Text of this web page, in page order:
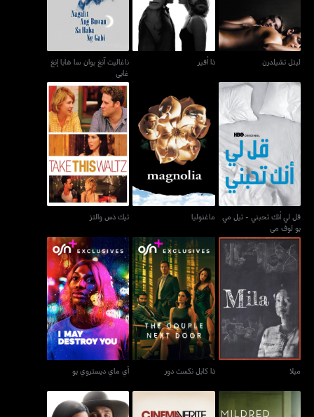
ليتل تشيلدرن ذا أفير
ناغاليت آنغ بوان سا هابا إنغ
غابي
قل لي أنك تحبني - تيل مي
يو لوف مي
قل لي أنك تحبني - تيل مي
يو لوف مي
ماغنوليا
ماغنوليا
تيك ذس والتز
تيك ذس والتز
ميلا
ميلا
ذا كابل نكست دور
ذا كابل نكست دور
آي ماي ديستروي يو
آي ماي ديستروي يو